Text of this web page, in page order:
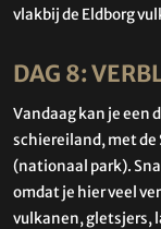
vlakbij de Eldborg
DAG 8:
Vandaag kan je een
schiereiland, met
(nationaal park).
omdat je hier veel
vulkanen, gletsjers,